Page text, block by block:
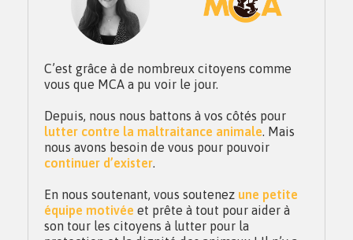
C’est grâce à de nombreux citoyens comme
vous que MCA a pu voir le jour.
Depuis, nous nous battons à vos côtés pour
lutter contre la maltraitance animale. Mais
nous avons besoin de vous pour pouvoir
continuer d’exister.
En nous soutenant, vous soutenez une petite
équipe motivée et prête à tout pour aider à
son tour les citoyens à lutter pour la